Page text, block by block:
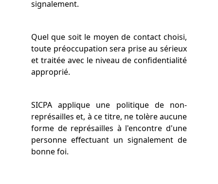
signalement.
Quel que soit le moyen de contact choisi,
toute préoccupation sera prise au sérieux
et traitée avec le niveau de confidentialité
approprié.
SICPA applique une politique de non-
représailles et, à ce titre, ne tolère aucune
forme de représailles à l'encontre d'une
personne effectuant un signalement de
bonne foi.